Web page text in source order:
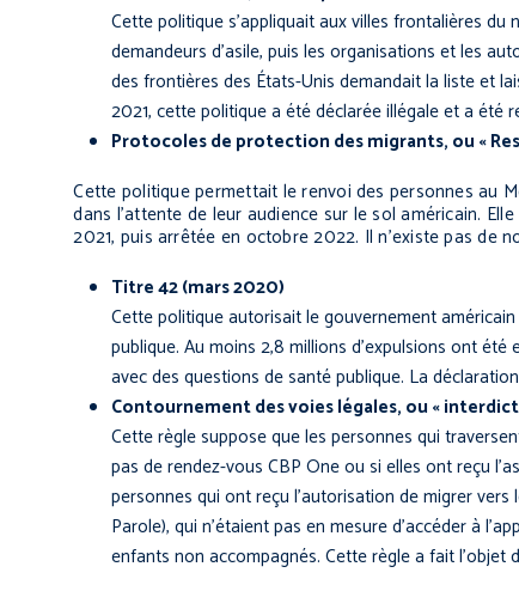
Cette politique s’appliquait aux villes frontalières du
demandeurs d’asile, puis les organisations et les
des frontières des États-Unis demandait la liste et
2021, cette politique a été déclarée illégale et a été
Protocoles de protection des migrants, ou «
Cette politique permettait le renvoi des personnes au
dans l’attente de leur audience sur le sol américain.
2021, puis arrêtée en octobre 2022. Il n’existe pas de
Titre 42 (mars 2020)
Cette politique autorisait le gouvernement
publique. Au moins 2,8 millions d’expulsions ont
avec des questions de santé publique. La
Contournement des voies légales, ou «
Cette règle suppose que les personnes qui
pas de rendez-vous CBP One ou si elles ont reçu
personnes qui ont reçu l’autorisation de migrer
Parole), qui n’étaient pas en mesure d’accéder à
enfants non accompagnés. Cette règle a fait l’objet